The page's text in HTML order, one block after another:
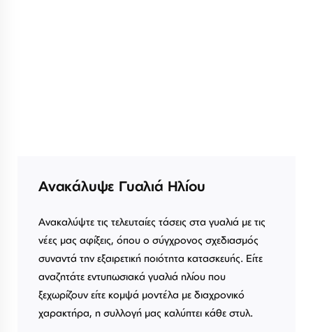
Ανακάλυψε Γυαλιά Ηλίου
Ανακαλύψτε τις τελευταίες τάσεις στα γυαλιά με τις
νέες μας αφίξεις, όπου ο σύγχρονος σχεδιασμός
συναντά την εξαιρετική ποιότητα κατασκευής. Είτε
αναζητάτε εντυπωσιακά γυαλιά ηλίου που
ξεχωρίζουν είτε κομψά μοντέλα με διαχρονικό
χαρακτήρα, η συλλογή μας καλύπτει κάθε στυλ.